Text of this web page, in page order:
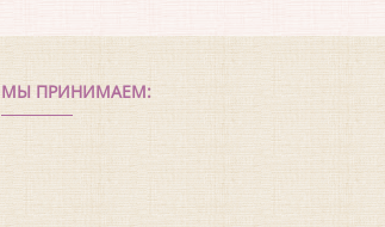
МЫ ПРИНИМАЕМ: